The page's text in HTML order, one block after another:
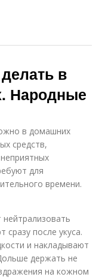
в
Народные
в домашних
средств,
для
времени.
нейтрализовать
после укуса.
и накладывают
держать не
на кожном